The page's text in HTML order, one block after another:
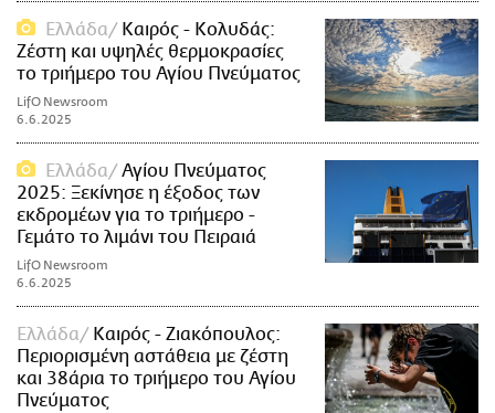
Ελλάδα
Καιρός - Κολυδάς:
Ζέστη και υψηλές θερμοκρασίες
το τριήμερο του Αγίου Πνεύματος
LifO Newsroom
6.6.2025
Ελλάδα
Αγίου Πνεύματος
2025: Ξεκίνησε η έξοδος των
εκδρομέων για το τριήμερο -
Γεμάτο το λιμάνι του Πειραιά
LifO Newsroom
6.6.2025
Ελλάδα
Καιρός - Ζιακόπουλος:
Περιορισμένη αστάθεια με ζέστη
και 38άρια το τριήμερο του Αγίου
Πνεύματος